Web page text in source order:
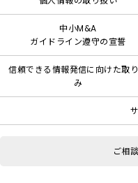
中小M&A
ガイドライン遵守の宣誓
信頼できる情報発信に向けた取
み
ご相